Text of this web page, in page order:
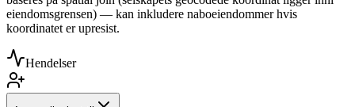
eiendomsgrensen) — kan inkludere naboeiendommer hvis
koordinatet er upresist.
Hendelser